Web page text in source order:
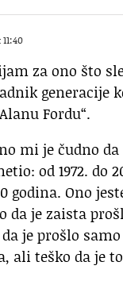
za ono što
generacije
Fordu“.
mi je čudno
od 1972. do
godina. Ono
da je zaista
je prošlo
ali teško da je